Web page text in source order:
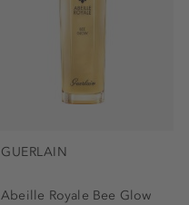
GUERLAIN
Abeille Royale Bee Glow